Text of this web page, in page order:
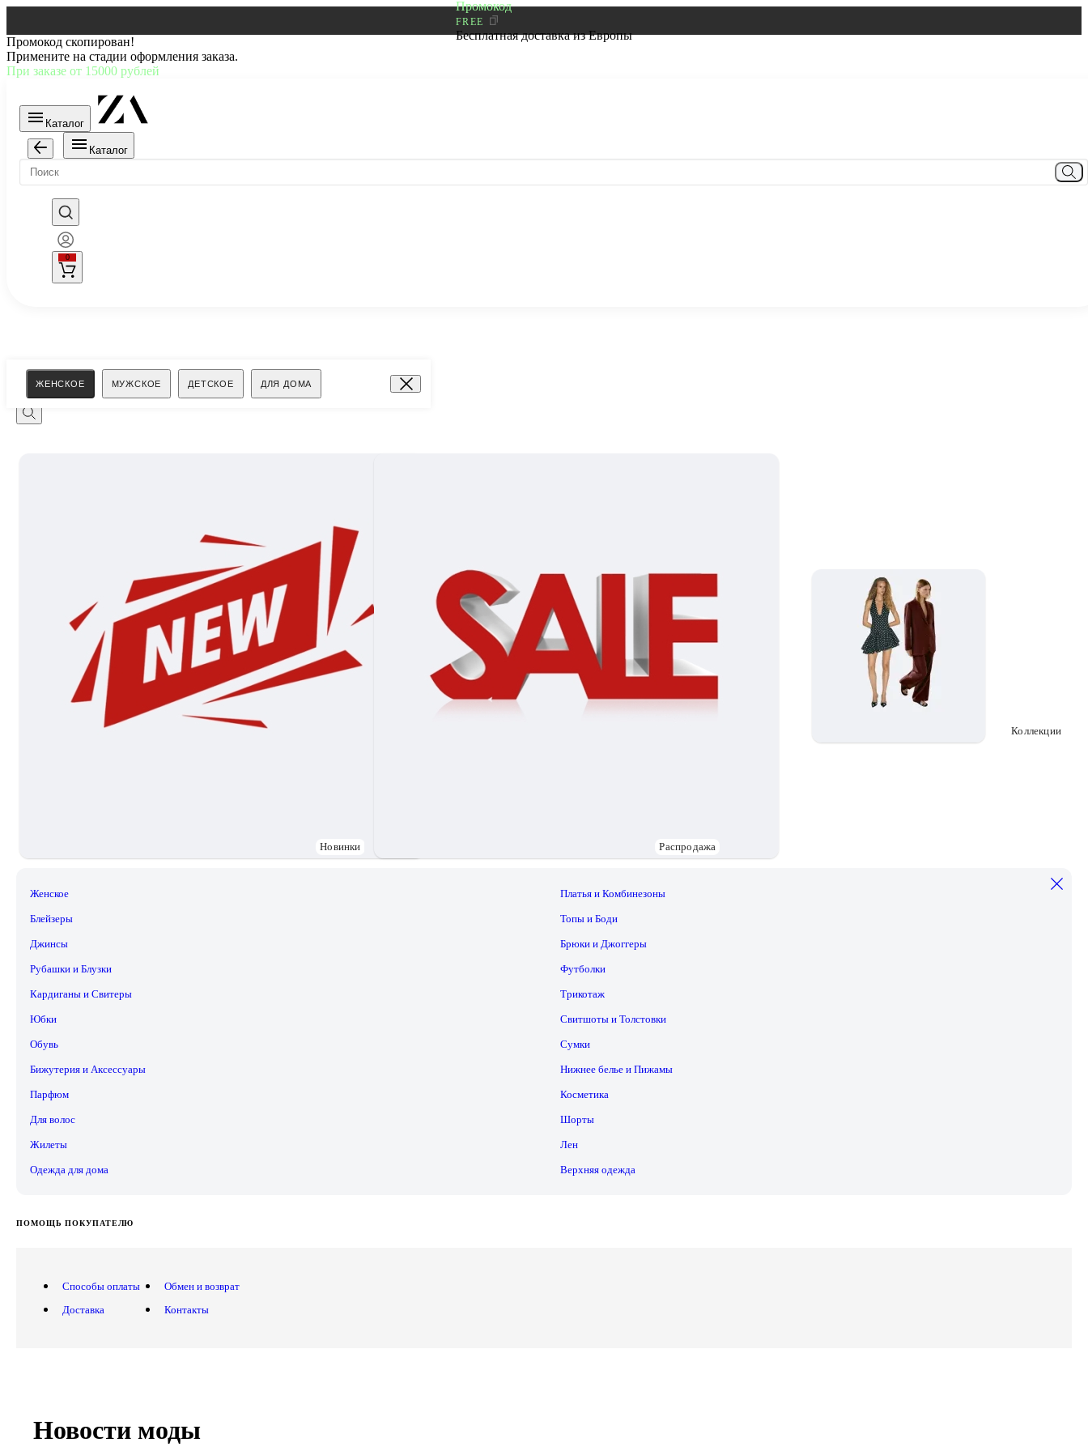
Промокод
FREE
Бесплатная доставка из Европы
Промокод скопирован!
Примените на стадии оформления заказа.
При заказе от 15000 рублей
Каталог
Каталог
0
ЖЕНСКОЕ МУЖСКОЕ ДЕТСКОЕ ДЛЯ ДОМА
Поиск
Новинки Распродажа
Коллекции
Женское Платья и Комбинезоны
Блейзеры Топы и Боди
Джинсы Брюки и Джоггеры
Рубашки и Блузки Футболки
Кардиганы и Свитеры Трикотаж
Юбки Свитшоты и Толстовки
Обувь Сумки
Бижутерия и Аксессуары Нижнее белье и Пижамы
Парфюм Косметика
Для волос Шорты
Жилеты Лен
Одежда для дома Верхняя одежда
ПОМОЩЬ ПОКУПАТЕЛЮ
Способы оплаты
Доставка
Обмен и возврат
Контакты
Новости моды